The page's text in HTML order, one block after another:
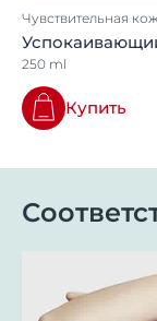
Чувствительная
250 ml
Купить